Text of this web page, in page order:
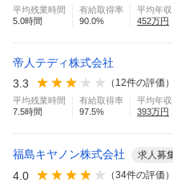
平均残業時間
5.0時間
有給取得率
90.0%
平均年収
452万円
帝人テディ株式会社
3.3
（ 12件の評価）
平均残業時間
7.5時間
有給取得率
97.5%
平均年収
393万円
福島キヤノン株式会社 求人募
4.0 （34件の評価）